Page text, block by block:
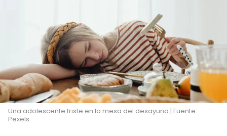
Una adolescente triste en la mesa del desayuno | Fuente:
Pexels